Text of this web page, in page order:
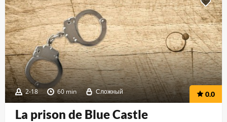
2-18 60 min Сложный 0.0
La prison de Blue Castle